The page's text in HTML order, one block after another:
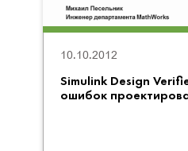
Simulink Design
ошибок
10.10.2012